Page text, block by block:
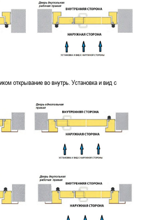
открывание во внутрь. Установка и вид с